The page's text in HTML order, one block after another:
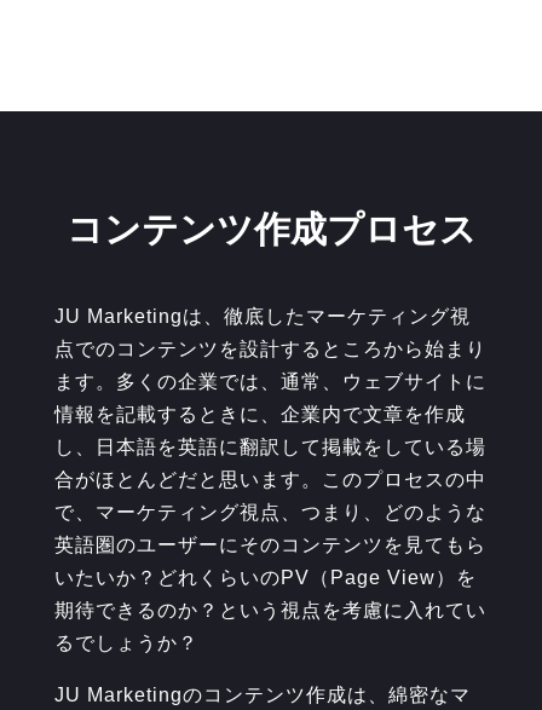
コンテンツ作成プロセス
JU Marketingは、徹底したマーケティング視
点でのコンテンツを設計するところから始まり
ます。多くの企業では、通常、ウェブサイトに
情報を記載するときに、企業内で文章を作成
し、日本語を英語に翻訳して掲載をしている場
合がほとんどだと思います。このプロセスの中
で、マーケティング視点、つまり、どのような
英語圏のユーザーにそのコンテンツを見てもら
いたいか？どれくらいのPV（Page View）を
期待できるのか？という視点を考慮に入れてい
るでしょうか？
JU Marketingのコンテンツ作成は、綿密なマ